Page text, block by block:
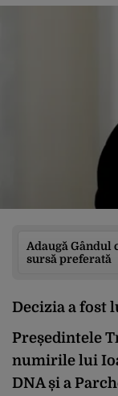
Adaugă Gândul
sursă preferată
Decizia a fost
Președintele
numirile lui
DNA și a